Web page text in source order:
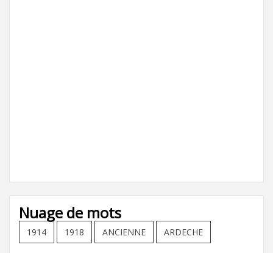
Nuage de mots
1914 1918 ANCIENNE ARDECHE